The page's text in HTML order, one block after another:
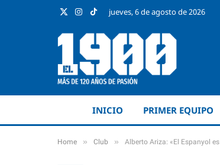
X
Instagram
TikTokjueves, 6 de agosto de 2026
INICIO PRIMER EQUIPO
Home » Club » Alberto Ariza: «El Espanyol